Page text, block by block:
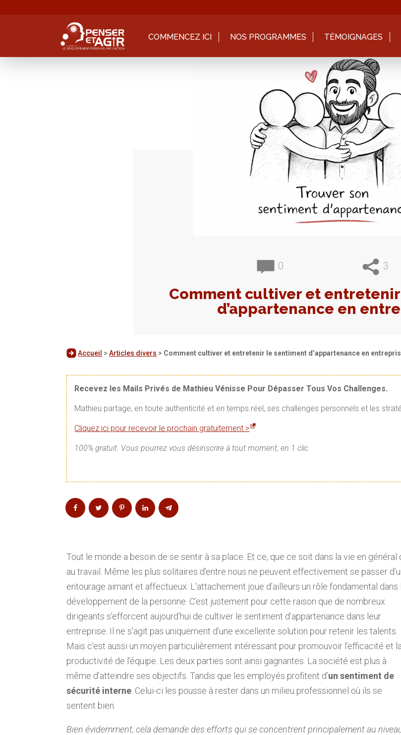
COMMENCEZ ICI NOS PROGRAMMES TÉMOIGNAGES
0 3
Comment cultiver et
d’appartenance en
Accueil >Articles divers > Comment cultiver et entretenir le sentiment d’appartenance en
Recevez les Mails Privés de Mathieu Vénisse Pour Dépasser Tous Vos Challenges.
Mathieu partage, en toute authenticité et en temps réel, ses challenges personnels et les
Cliquez ici pour recevoir le prochain gratuitement >
100% gratuit. Vous pourrez vous désinscrire à tout moment, en 1 clic.
Tout le monde a besoin de se sentir à sa place. Et ce, que ce soit dans la vie en général
au travail. Même les plus solitaires d’entre nous ne peuvent effectivement se passer
entourage aimant et affectueux. L’attachement joue d’ailleurs un rôle fondamental dans
développement de la personne. C’est justement pour cette raison que de nombreux
dirigeants s’efforcent aujourd’hui de cultiver le sentiment d’appartenance dans leur
entreprise. Il ne s’agit pas uniquement d’une excellente solution pour retenir les talents.
Mais c’est aussi un moyen particulièrement intéressant pour promouvoir l’efficacité et la
productivité de l’équipe. Les deux parties sont ainsi gagnantes. La société est plus à
même d’atteindre ses objectifs. Tandis que les employés profitent d’un sentiment de
sécurité interne . Celui-ci les pousse à rester dans un milieu professionnel où ils se
sentent bien.
Bien évidemment, cela demande des efforts qui se concentrent principalement au